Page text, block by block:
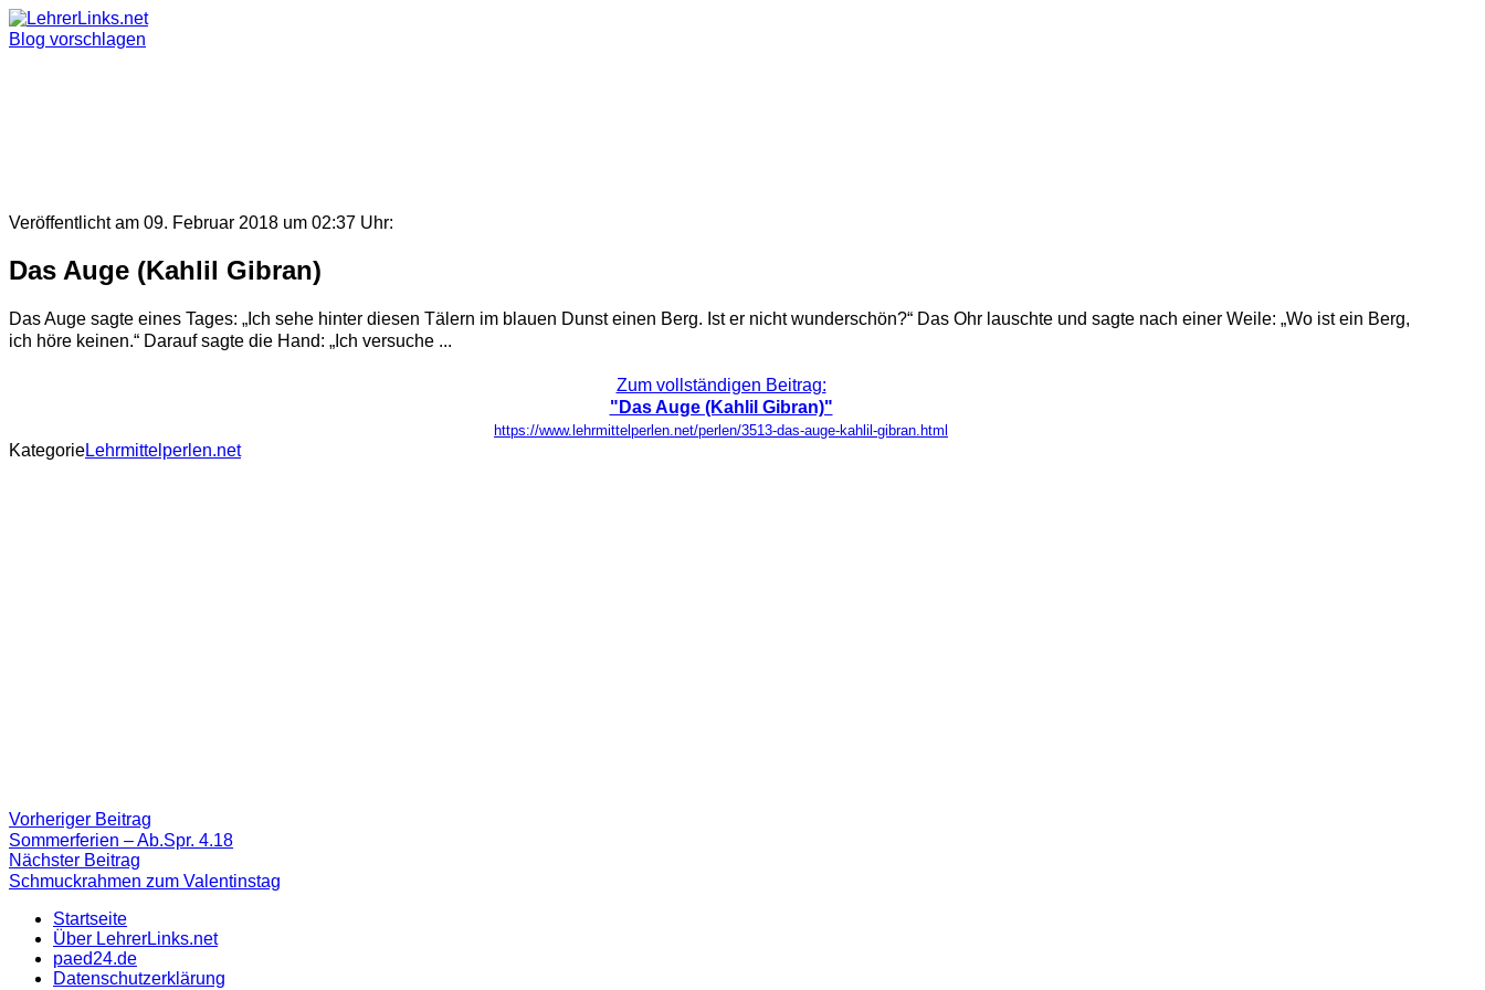
Skip
to
Blog vorschlagen
Veröffentlicht am 09. Februar 2018 um 02:37 Uhr:
Das Auge (Kahlil Gibran)
Das Auge sagte eines Tages: „Ich sehe hinter diesen Tälern im blauen Dunst einen Berg. Ist er nicht wunderschön?“ Das Ohr lauschte und sagte nach einer Weile: „Wo ist ein Berg,
ich höre keinen.“ Darauf sagte die Hand: „Ich versuche ...
Zum vollständigen Beitrag:
"Das Auge (Kahlil Gibran)"
https://www.lehrmittelperlen.net/perlen/3513-das-auge-kahlil-gibran.html
KategorieLehrmittelperlen.net
Beitragsnavigation
Vorheriger Beitrag
Beitrag:
Sommerferien – Ab.Spr. 4.18
Nächster Beitrag
Beitrag
Schmuckrahmen zum Valentinstag
Startseite
Über LehrerLinks.net
paed24.de
Datenschutzerklärung